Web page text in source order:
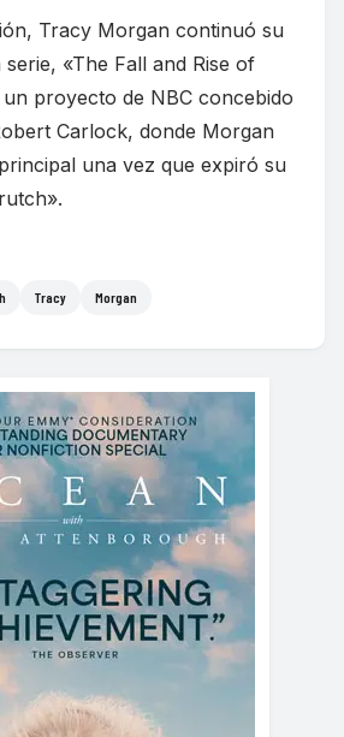
Tracy Morgan continuó su
«The Fall and Rise of
un proyecto de NBC concebido
Carlock, donde Morgan
una vez que expiró su
Tracy Morgan